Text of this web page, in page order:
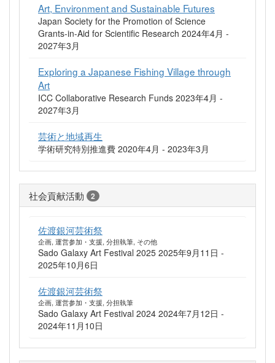
Art, Environment and Sustainable Futures
Japan Society for the Promotion of Science
Grants-in-Aid for Scientific Research 2024年4月 -
2027年3月
Exploring a Japanese Fishing Village through
Art
ICC Collaborative Research Funds 2023年4月 -
2027年3月
芸術と地域再生
学術研究特別推進費 2020年4月 - 2023年3月
社会貢献活動 2
佐渡銀河芸術祭
企画, 運営参加・支援, 分担執筆, その他
Sado Galaxy Art Festival 2025 2025年9月11日 -
2025年10月6日
佐渡銀河芸術祭
企画, 運営参加・支援, 分担執筆
Sado Galaxy Art Festival 2024 2024年7月12日 -
2024年11月10日